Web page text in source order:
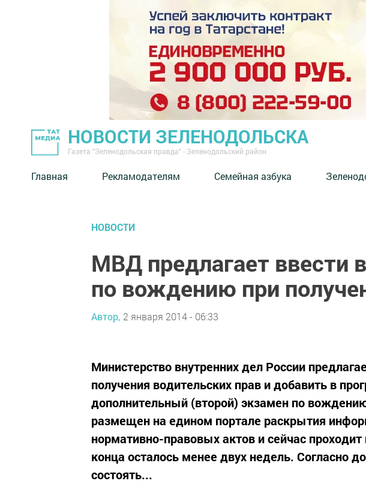
НОВОСТИ ЗЕЛЕНОДОЛЬСКА
Газета "Зеленодольская правда" - Зеленодольский район
Главная Рекламодателям Семейная азбука
НОВОСТИ
МВД предлагает ввести
по вождению при
Автор, 2 января 2014 - 06:33
Министерство внутренних дел России
получения водительских прав и добавить в
дополнительный (второй) экзамен по
размещен на едином портале раскрытия
нормативно-правовых актов и сейчас
конца осталось менее двух недель. Согласно
состоять...